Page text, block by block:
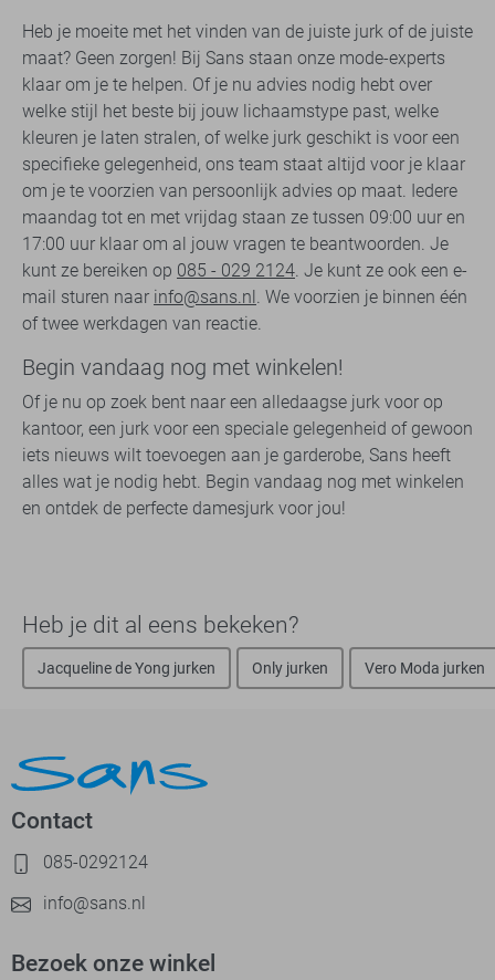
Heb je moeite met het vinden van de juiste jurk of de juiste
maat? Geen zorgen! Bij Sans staan onze mode-experts
klaar om je te helpen. Of je nu advies nodig hebt over
welke stijl het beste bij jouw lichaamstype past, welke
kleuren je laten stralen, of welke jurk geschikt is voor een
specifieke gelegenheid, ons team staat altijd voor je klaar
om je te voorzien van persoonlijk advies op maat. Iedere
maandag tot en met vrijdag staan ze tussen 09:00 uur en
17:00 uur klaar om al jouw vragen te beantwoorden. Je
kunt ze bereiken op 085 - 029 2124. Je kunt ze ook een e-
mail sturen naar info@sans.nl. We voorzien je binnen één
of twee werkdagen van reactie.
Begin vandaag nog met winkelen!
Of je nu op zoek bent naar een alledaagse jurk voor op
kantoor, een jurk voor een speciale gelegenheid of gewoon
iets nieuws wilt toevoegen aan je garderobe, Sans heeft
alles wat je nodig hebt. Begin vandaag nog met winkelen
en ontdek de perfecte damesjurk voor jou!
Heb je dit al eens bekeken?
Jacqueline de Yong jurken Only jurken Vero Moda jurken
Contact
085-0292124
info@sans.nl
Bezoek onze winkel